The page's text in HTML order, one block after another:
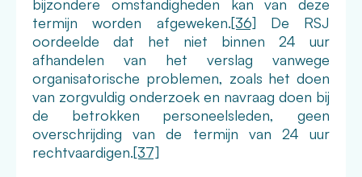
bijzondere omstandigheden kan van deze
termijn worden afgeweken.[36] De RSJ
oordeelde dat het niet binnen 24 uur
afhandelen van het verslag vanwege
organisatorische problemen, zoals het doen
van zorgvuldig onderzoek en navraag doen bij
de betrokken personeelsleden, geen
overschrijding van de termijn van 24 uur
rechtvaardigen.[37]